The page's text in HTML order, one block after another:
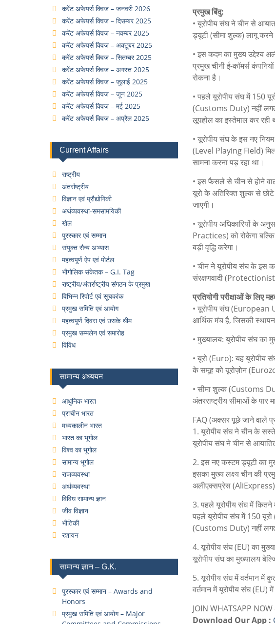
प्रमुख बिंदु:
• यूरोपीय संघ ने चीन से
ड्यूटी (सीमा शुल्क) लागू करने
• इस कदम का मुख्य उद्देश्य
प्रमुख चीनी ई-कॉमर्स
रोकना है।
• पहले यूरोपीय संघ में 150
(Customs Duty) नहीं
लूपहोल का इस्तेमाल कर रही
• यूरोपीय संघ के इस नए नियम
(Level Playing Field)
सामना करना पड़ रहा था।
• इस फैसले से चीन से होने
यूरो के अतिरिक्त शुल्क से
जाएगी।
• यूरोपीय अधिकारियों के
Practices) को रोकेगा
बड़ी वृद्धि करेगा।
• चीन ने यूरोपीय संघ के इस
संरक्षणवादी
प्रतियोगी परीक्षाओं के लिए
• यूरोपीय संघ (European
आर्थिक मंच है, जिसकी
• मुख्यालय: यूरोपीय संघ का
• यूरो (Euro): यह यूरोपीय
के समूह को यूरोज़ोन
• सीमा शुल्क (Customs
अंतरराष्ट्रीय सीमाओं के
FAQ (अक्सर पूछे जाने वाले
1. यूरोपीय संघ ने चीन के सस्ते
यूरोपीय संघ ने चीन से
2. इस नए कस्टम ड्यूटी का
इसका मुख्य लक्ष्य चीन की
अलीएक्सप्रेस
3. पहले यूरोपीय संघ में
पहले यूरोपीय संघ में 150
(Customs Duty) नहीं
4. यूरोपीय संघ (EU) का
यूरोपीय संघ का मुख्यालय
5. यूरोपीय संघ में वर्तमान में
वर्तमान में यूरोपीय संघ (EU)
JOIN WHATSAPP NOW
Download Our App :
करेंट अफेयर्स क्विज – जनवरी 2026
करेंट अफेयर्स क्विज – दिसम्बर 2025
करेंट अफेयर्स क्विज – नवम्बर 2025
करेंट अफेयर्स क्विज – अक्टूबर 2025
करेंट अफेयर्स क्विज – सितम्बर 2025
करेंट अफेयर्स क्विज – अगस्त 2025
करेंट अफेयर्स क्विज – जुलाई 2025
करेंट अफेयर्स क्विज – जून 2025
करेंट अफेयर्स क्विज – मई 2025
करेंट अफेयर्स क्विज – अप्रैल 2025
Current Affairs
राष्ट्रीय
अंतर्राष्ट्रीय
विज्ञान एवं प्रौद्योगिकी
अर्थव्यवस्था-समसामयिकी
खेल
पुरस्कार एवं सम्मान
संयुक्त सैन्य अभ्यास
महत्वपूर्ण ऐप एवं पोर्टल
भौगोलिक संकेतक – G.I. Tag
राष्ट्रीय/अंतर्राष्ट्रीय संगठन के प्रमुख
विभिन्न रिपोर्ट एवं सूचकांक
प्रमुख समिति एवं आयोग
महत्वपूर्ण दिवस एवं उसके थीम
प्रमुख सम्मलेन एवं समारोह
विविध
सामान्य अध्ययन
आधुनिक भारत
प्राचीन भारत
मध्यकालीन भारत
भारत का भूगोल
विश्व का भूगोल
सामान्य भूगोल
राजव्यवस्था
अर्थव्यवस्था
विविध सामान्य ज्ञान
जीव विज्ञान
भौतिकी
रशायन
सामान्य ज्ञान – G.K.
पुरस्कार एवं सम्मान – Awards and
Honors
प्रमुख समिति एवं आयोग – Major